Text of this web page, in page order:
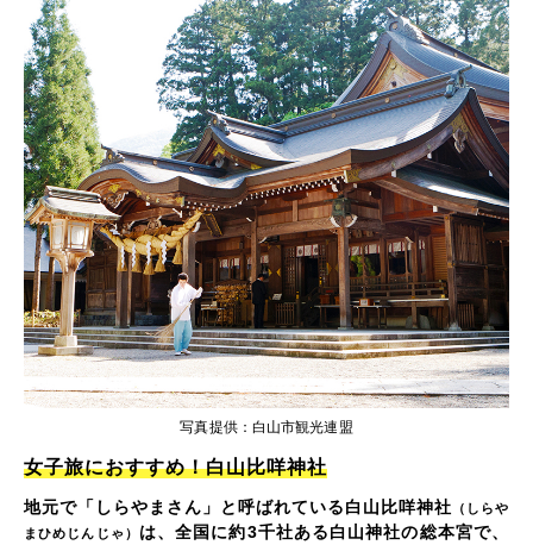
女子旅におすすめ！白山比咩神社
地元で「しらやまさん」と呼ばれている白山比咩神社 （しらや
まひめじんじゃ） は、全国に約3千社ある白山神社の総本宮で、
写真提供：白山市観光連盟